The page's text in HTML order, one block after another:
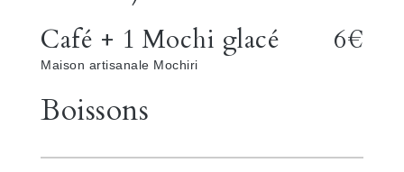
Café + 1 Mochi glacé 6€
Maison artisanale Mochiri
Boissons